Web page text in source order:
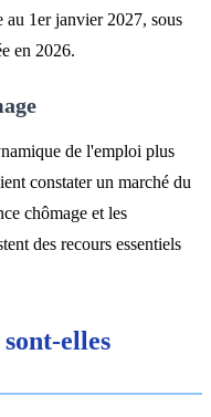
au 1er janvier 2027, sous
en 2026.
de l'emploi plus
constater un marché du
chômage et les
des recours essentiels
elles